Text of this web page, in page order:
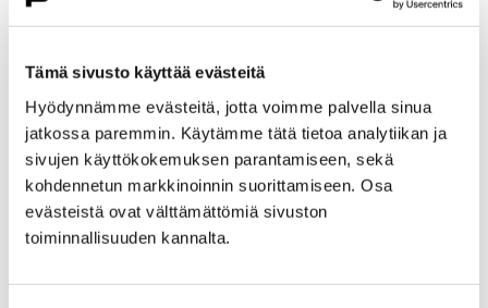
Tämä sivusto käyttää evästeitä
Hyödynnämme evästeitä, jotta voimme palvella sinua
jatkossa paremmin. Käytämme tätä tietoa analytiikan ja
sivujen käyttökokemuksen parantamiseen, sekä
kohdennetun markkinoinnin suorittamiseen. Osa
evästeistä ovat välttämättömiä sivuston
toiminnallisuuden kannalta.
Etusivu Kasvatus ja koulutus
Lukio
Päättyneet hankkeet
Priima
Priima-päivä 25.8. Porissa
Priima-päivä 25.8. Porissa